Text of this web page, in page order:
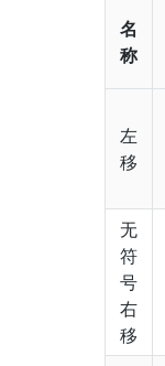
名
称
左
移
无
符
号
右
移